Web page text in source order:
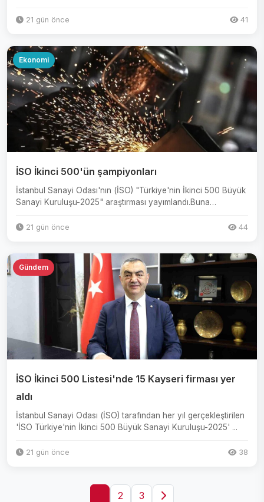
21 gün önce 41
Ekonomi
İSO İkinci 500'ün şampiyonları
İstanbul Sanayi Odası'nın (İSO) "Türkiye'nin İkinci 500 Büyük
Sanayi Kuruluşu-2025" araştırması yayımlandı.Buna
21 gün önce 44
Gündem
İSO İkinci 500 Listesi'nde 15 Kayseri firması yer
aldı
İstanbul Sanayi Odası (İSO) tarafından her yıl gerçekleştirilen
'İSO Türkiye'nin İkinci 500 Büyük Sanayi Kuruluşu-2025' ...
21 gün önce 38
2 3